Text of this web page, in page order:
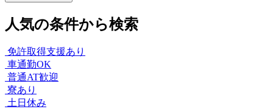
人気の条件から検索
免許取得支援あり
車通勤OK
普通AT歓迎
寮あり
土日休み